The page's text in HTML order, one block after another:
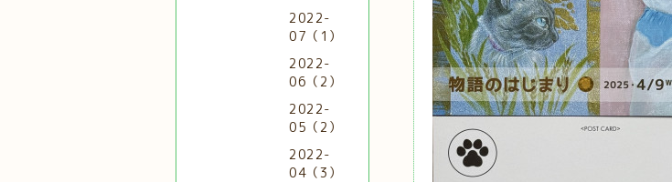
2022-
07（1）
2022-
06（2）
2022-
05（2）
2022-
04（3）